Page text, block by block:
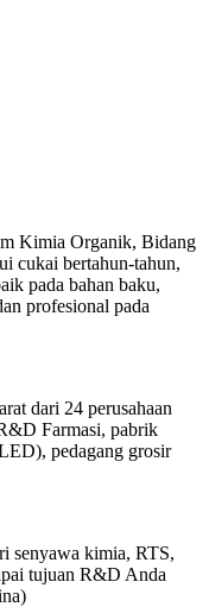
Kimia Organik, Bidang
cukai bertahun-tahun,
pada bahan baku,
profesional pada
dari 24 perusahaan
Farmasi, pabrik
pedagang grosir
senyawa kimia, RTS,
tujuan R&D Anda